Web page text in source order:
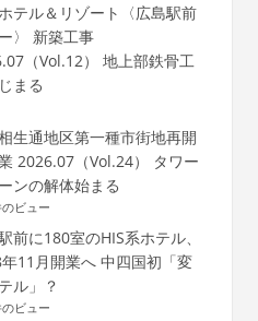
テル＆リゾート〈広島駅前
〉 新築工事
（Vol.12） 地上部鉄骨工
まる
生通地区第一種市街地再開
2026.07（Vol.24） タワー
ンの解体始まる
ビュー
前に180室のHIS系ホテル、
11月開業へ 中四国初「変
ル」？
ビュー